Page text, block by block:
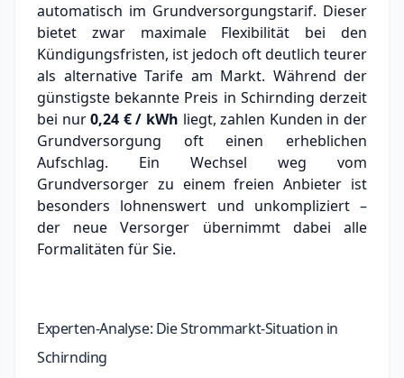
automatisch im Grundversorgungstarif. Dieser
bietet zwar maximale Flexibilität bei den
Kündigungsfristen, ist jedoch oft deutlich teurer
als alternative Tarife am Markt. Während der
günstigste bekannte Preis in Schirnding derzeit
bei nur0,24 € / kWh liegt, zahlen Kunden in der
Grundversorgung oft einen erheblichen
Aufschlag. Ein Wechsel weg vom
Grundversorger zu einem freien Anbieter ist
besonders lohnenswert und unkompliziert –
der neue Versorger übernimmt dabei alle
Formalitäten für Sie.
Experten-Analyse: Die Strommarkt-Situation in
Schirnding